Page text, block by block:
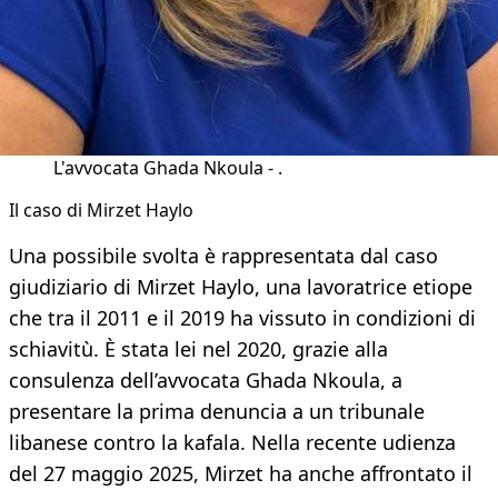
L'avvocata Ghada Nkoula - .
Il caso di Mirzet Haylo
Una possibile svolta è rappresentata dal caso
giudiziario di Mirzet Haylo, una lavoratrice etiope
che tra il 2011 e il 2019 ha vissuto in condizioni di
schiavitù. È stata lei nel 2020, grazie alla
consulenza dell’avvocata Ghada Nkoula, a
presentare la prima denuncia a un tribunale
libanese contro la kafala. Nella recente udienza
del 27 maggio 2025, Mirzet ha anche affrontato il